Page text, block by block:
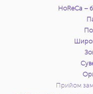
9 912
10
11
18000 шт. 12
HoReCa –
Прийом